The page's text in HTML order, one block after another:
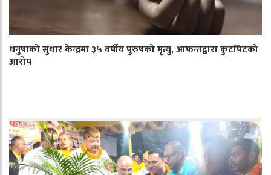
धनुषाको सुधार केन्द्रमा ३५ वर्षीय पुरुषको मृत्यु, आफन्तद्वारा कुटपिटको
आरोप